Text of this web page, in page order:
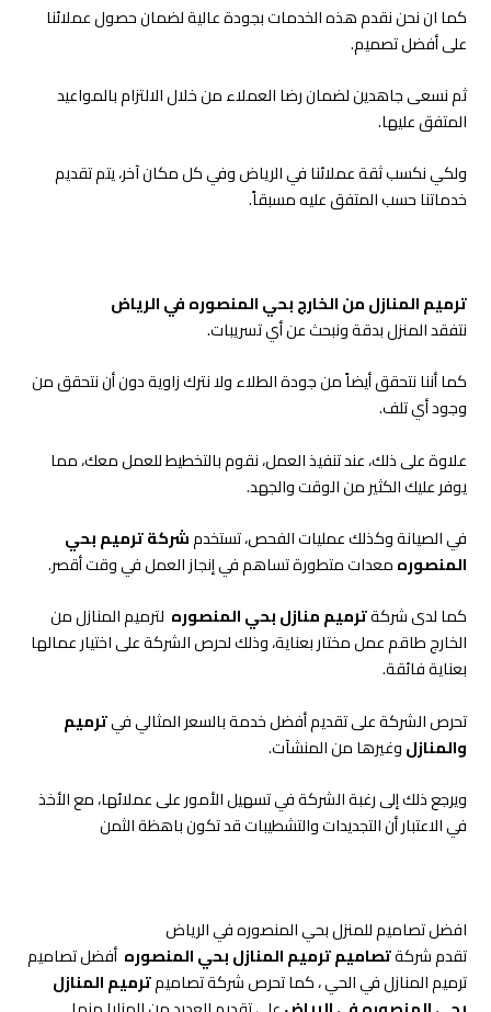
كما ان نحن نقدم هذه الخدمات بجودة عالية لضمان حصول عملائنا
على أفضل تصميم.
ثم نسعى جاهدين لضمان رضا العملاء من خلال الالتزام بالمواعيد
المتفق عليها.
ولكي نكسب ثقة عملائنا في الرياض وفي كل مكان آخر، يتم تقديم
خدماتنا حسب المتفق عليه مسبقاً.
ترميم المنازل من الخارج بحي المنصوره في الرياض
نتفقد المنزل بدقة ونبحث عن أي تسريبات.
كما أننا نتحقق أيضاً من جودة الطلاء ولا نترك زاوية دون أن نتحقق من
وجود أي تلف.
علاوة على ذلك، عند تنفيذ العمل، نقوم بالتخطيط للعمل معك، مما
يوفر عليك الكثير من الوقت والجهد.
في الصيانة وكذلك عمليات الفحص، تستخدمشركة ترميم بحي
المنصورهمعدات متطورة تساهم في إنجاز العمل في وقت أقصر.
كما لدى شركةترميم منازل بحي المنصوره لترميم المنازل من
الخارج طاقم عمل مختار بعناية، وذلك لحرص الشركة على اختيار عمالها
بعناية فائقة.
تحرص الشركة على تقديم أفضل خدمة بالسعر المثالي فيترميم
والمنازلوغيرها من المنشآت.
ويرجع ذلك إلى رغبة الشركة في تسهيل الأمور على عملائها، مع الأخذ
في الاعتبار أن التجديدات والتشطيبات قد تكون باهظة الثمن
افضل تصاميم للمنزل بحي المنصوره في الرياض
تقدم شركةتصاميم ترميم المنازل بحي المنصوره أفضل تصاميم
ترميم المنازل في الحي ، كما تحرص شركة تصاميمترميم المنازل